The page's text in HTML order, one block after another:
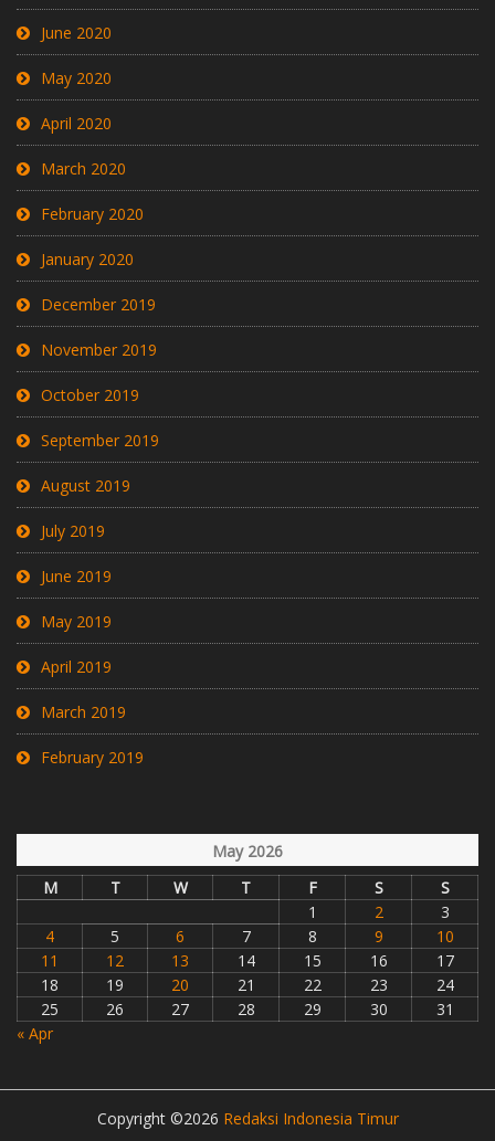
June 2020
May 2020
April 2020
March 2020
February 2020
January 2020
December 2019
November 2019
October 2019
September 2019
August 2019
July 2019
June 2019
May 2019
April 2019
March 2019
February 2019
May 2026
M
T W T F S
S
1
2
3
4
5 6 7 8 9
10
11
12 13 14 15 16
17
18
19 20 21 22 23
24
25
26 27 28 29 30
31
« Apr
Copyright ©2026 Redaksi Indonesia Timur